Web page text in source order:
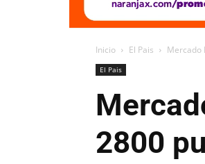
Inicio El Pais Mercado
El Pais
2800